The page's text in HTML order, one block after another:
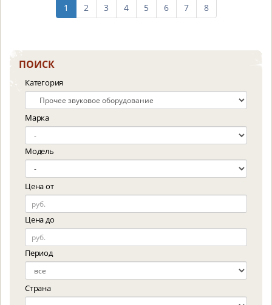
1 2 3 4 5 6 7 8
ПОИСК
Категория
Марка
Модель
Цена от
Цена до
Период
Страна